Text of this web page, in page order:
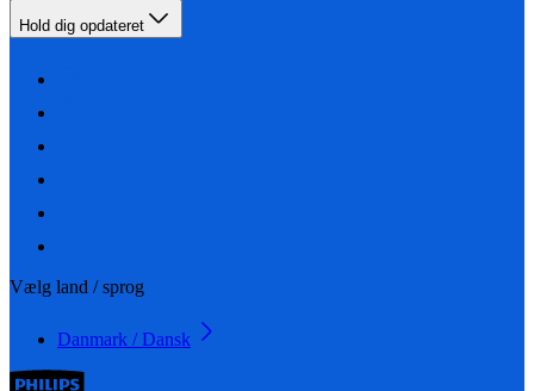
Hold dig opdateret
Vælg land / sprog
Danmark / Dansk